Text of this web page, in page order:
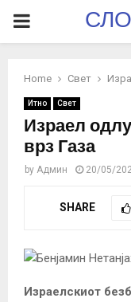
PRIMARY
Home Свет
Итно Свет
Израел
врз Газа
by Админ 20/05/
SHARE
Израелскиот